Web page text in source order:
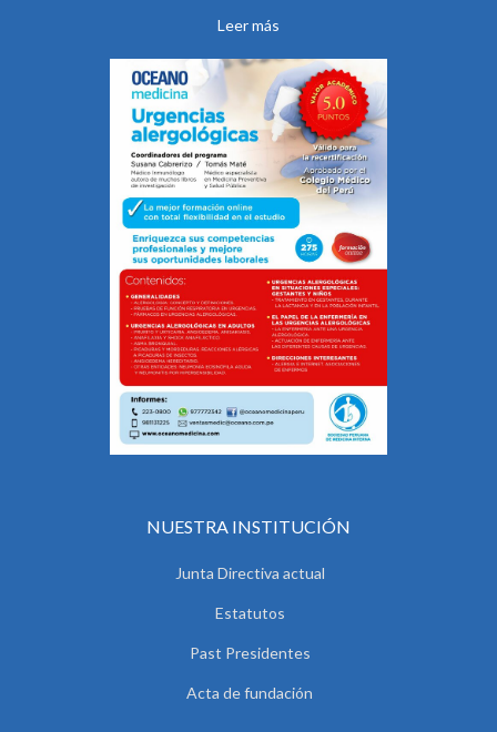
Leer más
NUESTRA INSTITUCIÓN
Junta Directiva actual
Estatutos
Past Presidentes
Acta de fundación